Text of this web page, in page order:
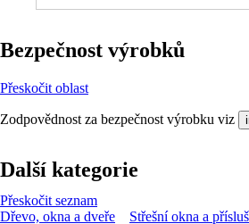
Bezpečnost výrobků
Přeskočit oblast
Zodpovědnost za bezpečnost výrobku viz
Další kategorie
Přeskočit seznam
Dřevo, okna a dveře
Střešní okna a